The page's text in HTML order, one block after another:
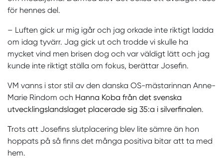
för hennes del.
– Luften gick ur mig igår och jag orkade inte riktigt ladda
om idag tyvärr. Jag gick ut och trodde vi skulle ha
mycket vind men brisen dog och var väldigt lätt och jag
kunde inte riktigt ställa om fokus, berättar Josefin.
VM vanns i stor stil av den danska OS-mästarinnan Anne-
Marie Rindom och Hanna Koba från det svenska
utvecklingslandslaget placerade sig 35:a i silverfinalen.
Trots att Josefins slutplacering blev lite sämre än hon
hoppats på så finns det många positiva bitar att ta med
hem.